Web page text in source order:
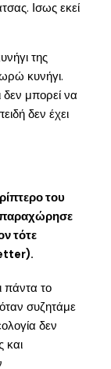
Ισως εκεί
της
κυνήγι.
δεν μπορεί να
δεν έχει
του
παραχώρησε
τότε
πάντα το
συζητάμε
δεν
και